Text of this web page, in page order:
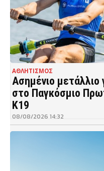
ΑΘΛΗΤΙΣΜΟΣ
Ασημένιο μετάλλιο
στο Παγκόσμιο
Κ19
08/08/2026 14:32